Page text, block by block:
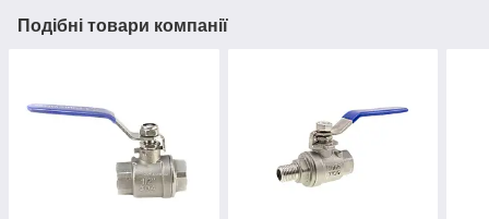
Подібні товари компанії